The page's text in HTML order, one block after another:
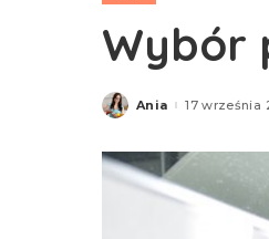
Wybór
Posted
Ania 17 września